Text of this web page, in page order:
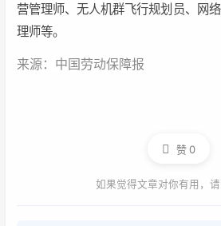
营管理师、无人机群飞行规划员、网
理师等。
来源：中国劳动保障报
赞0
如果觉得文章对你有用，